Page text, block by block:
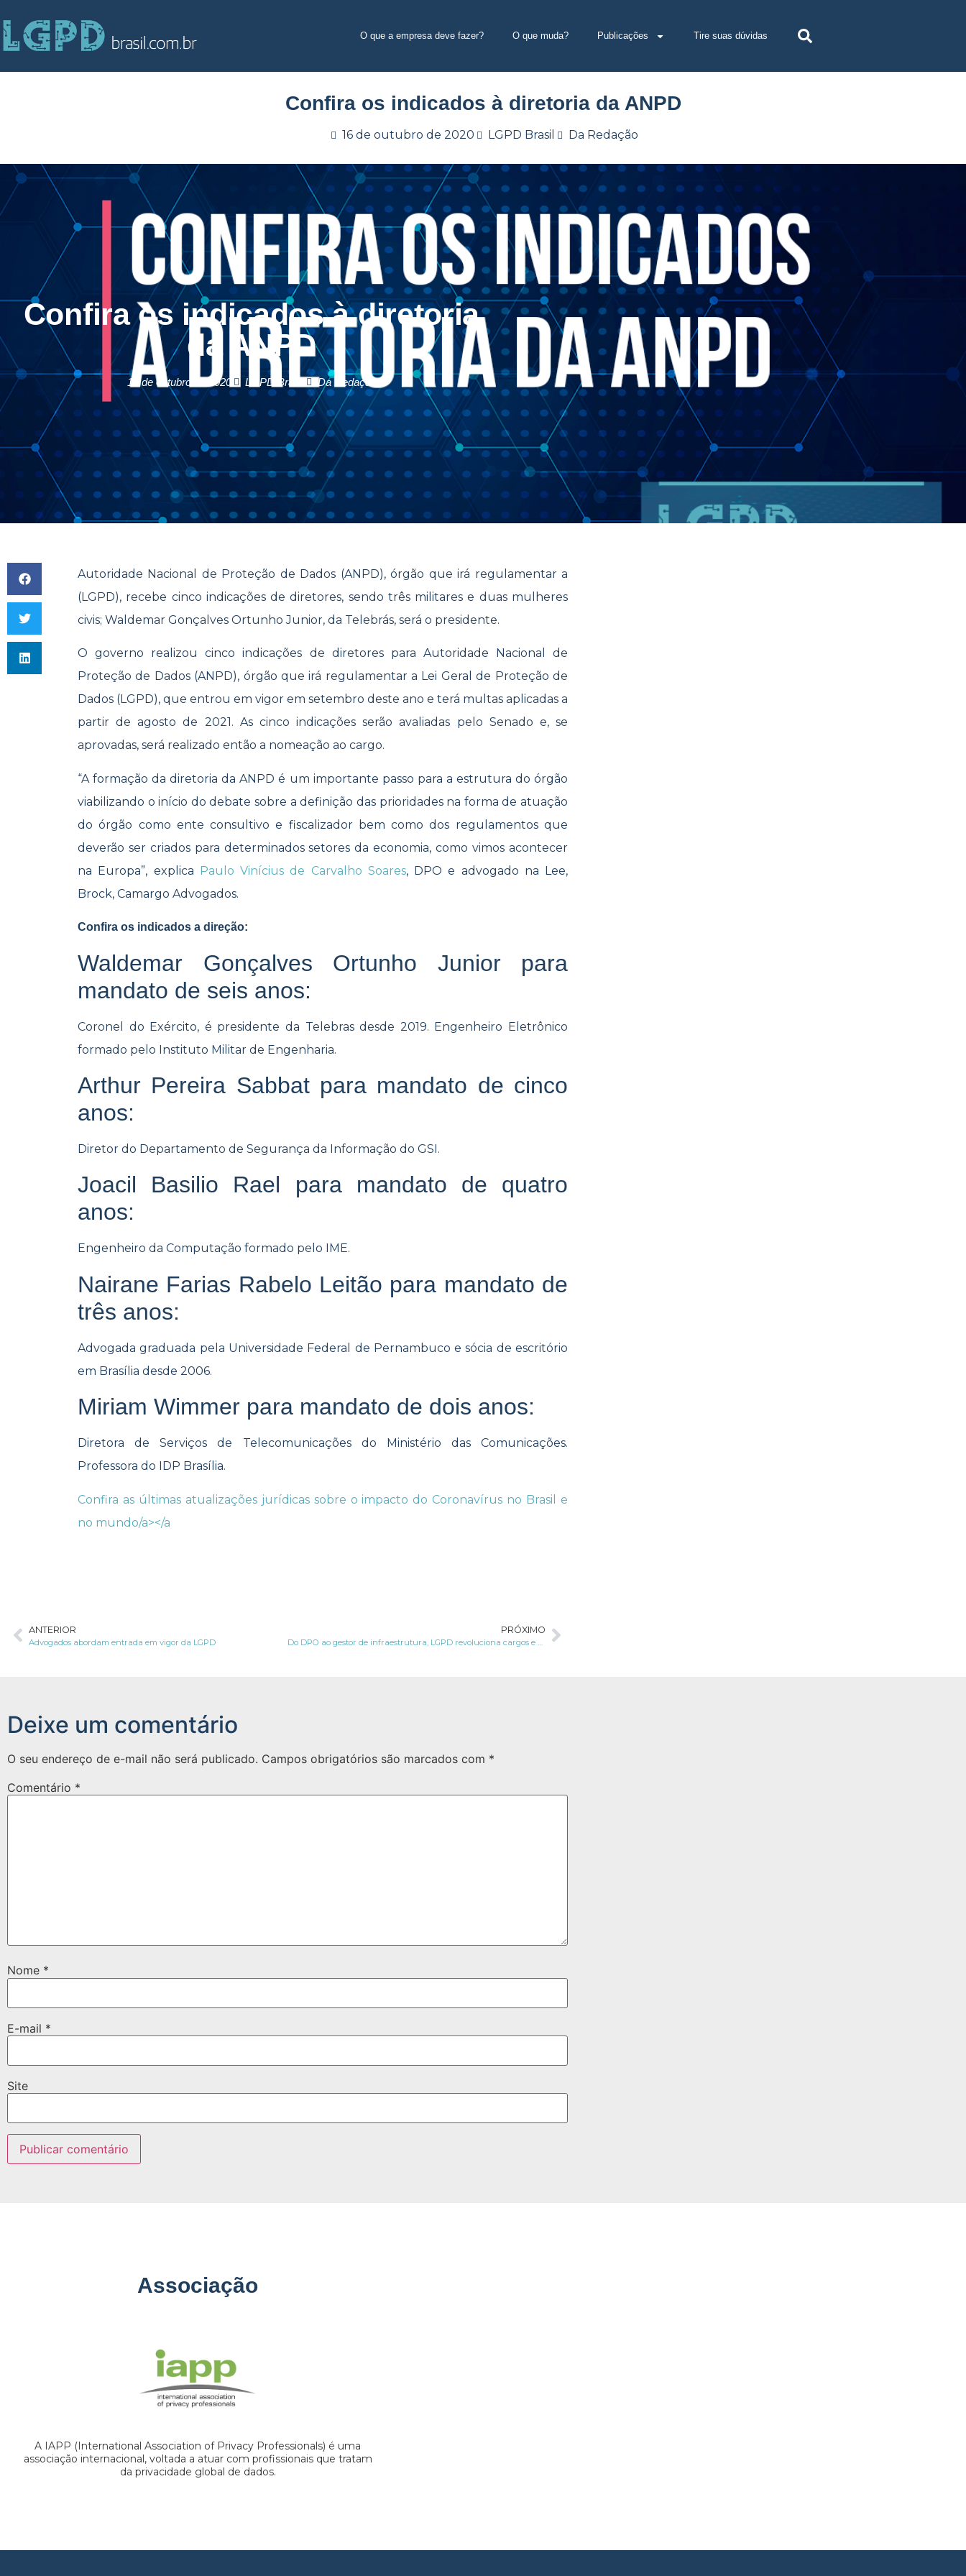
O que a empresa deve fazer? O que muda? Publicações Tire suas dúvidas
Confira os indicados à diretoria da ANPD
16 de outubro de 2020 LGPD Brasil Da Redação
Confira os indicados à diretoria
da ANPD
16 de outubro de 2020 LGPD Brasil Da Redação
Autoridade Nacional de Proteção de Dados (ANPD), órgão que irá regulamentar a
(LGPD), recebe cinco indicações de diretores, sendo três militares e duas mulheres
civis; Waldemar Gonçalves Ortunho Junior, da Telebrás, será o presidente.
O governo realizou cinco indicações de diretores para Autoridade Nacional de
Proteção de Dados (ANPD), órgão que irá regulamentar a Lei Geral de Proteção de
Dados (LGPD), que entrou em vigor em setembro deste ano e terá multas aplicadas a
partir de agosto de 2021. As cinco indicações serão avaliadas pelo Senado e, se
aprovadas, será realizado então a nomeação ao cargo.
“A formação da diretoria da ANPD é um importante passo para a estrutura do órgão
viabilizando o início do debate sobre a definição das prioridades na forma de atuação
do órgão como ente consultivo e fiscalizador bem como dos regulamentos que
deverão ser criados para determinados setores da economia, como vimos acontecer
na Europa”, explica Paulo Vinícius de Carvalho Soares, DPO e advogado na Lee,
Brock, Camargo Advogados.
Confira os indicados a direção:
Waldemar Gonçalves Ortunho Junior para
mandato de seis anos:
Coronel do Exército, é presidente da Telebras desde 2019. Engenheiro Eletrônico
formado pelo Instituto Militar de Engenharia.
Arthur Pereira Sabbat para mandato de cinco
anos:
Diretor do Departamento de Segurança da Informação do GSI.
Joacil Basilio Rael para mandato de quatro
anos:
Engenheiro da Computação formado pelo IME.
Nairane Farias Rabelo Leitão para mandato de
três anos:
Advogada graduada pela Universidade Federal de Pernambuco e sócia de escritório
em Brasília desde 2006.
Miriam Wimmer para mandato de dois anos:
Diretora de Serviços de Telecomunicações do Ministério das Comunicações.
Professora do IDP Brasília.
Confira as últimas atualizações jurídicas sobre o impacto do Coronavírus no Brasil e
no mundo/a></a
ANTERIOR
Advogados abordam entrada em vigor da LGPD
PRÓXIMO
Do DPO ao gestor de infraestrutura, LGPD revoluciona cargos e prioridades nas empresas
Deixe um comentário
O seu endereço de e-mail não será publicado. Campos obrigatórios são marcados com *
Comentário *
Nome *
E-mail *
Site
Associação
A IAPP (International Association of Privacy Professionals) é uma
associação internacional, voltada a atuar com profissionais que tratam
da privacidade global de dados.